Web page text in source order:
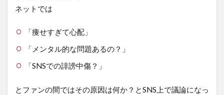
ネットでは
「痩せすぎて心配」
「メンタル的な問題あるの？」
「SNSでの誹謗中傷？」
とファンの間ではその原因は何か？とSNS上で議論になっ